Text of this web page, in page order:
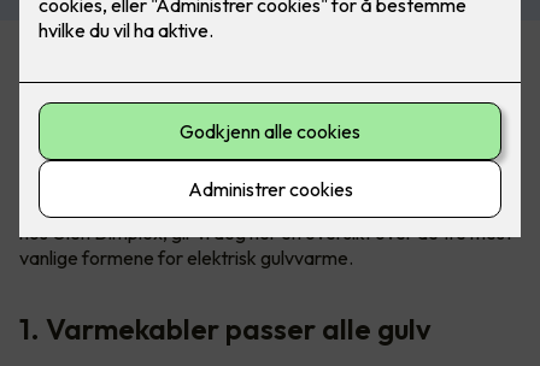
gulvvarme, men spesielt varmefolie blir stadig mer populært.
Om du skal velge det ene eller det andre avhenger av
underlag, hvilket gulv du skal legge over, plassering og
størrelse på rommet.
Sammen med Kim Due-Sørensen, produktsjef for gulvvarme
hos Glen Dimplex, gir vi deg her en oversikt over de tre mest
vanlige formene for elektrisk gulvvarme.
1. Varmekabler passer alle gulv